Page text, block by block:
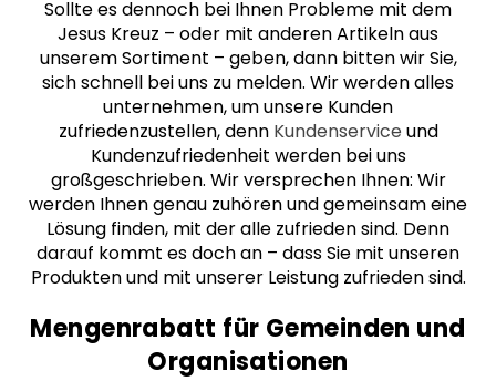
Sollte es dennoch bei Ihnen Probleme mit dem
Jesus Kreuz – oder mit anderen Artikeln aus
unserem Sortiment – geben, dann bitten wir Sie,
sich schnell bei uns zu melden. Wir werden alles
unternehmen, um unsere Kunden
zufriedenzustellen, denn Kundenservice und
Kundenzufriedenheit werden bei uns
großgeschrieben. Wir versprechen Ihnen: Wir
werden Ihnen genau zuhören und gemeinsam eine
Lösung finden, mit der alle zufrieden sind. Denn
darauf kommt es doch an – dass Sie mit unseren
Produkten und mit unserer Leistung zufrieden sind.
Mengenrabatt für Gemeinden und
Organisationen